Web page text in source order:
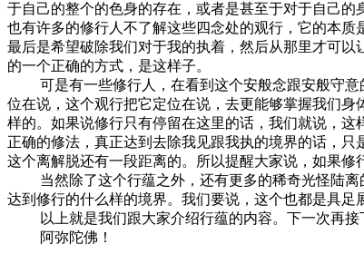
于自己的整个的色身的存在，或者是甚至于对于自己
也有许多的修行人不了解这些四念处的观行，它的本
最后是希望破除我们对于我的执着，然后从那里才可
的一个正确的方式，是这样子。
可是有一些修行人，在看到这个安般念跟安般守意
位在说，这个观行把它定位在说，去更能够掌握我们
样的。如果说修行只有停留在这里的话，我们就说，
正确的修法，真正达到去除我见跟我执的境界的话，
这个离解脱还有一段距离的。所以提醒大家说，如果修
当然除了这个行蕴之外，还有更多的稀奇光怪陆离
达到修行的什么样的境界。我们要说，这个也都是具
以上就是我们跟大家介绍行蕴的内容。下一次再接
阿弥陀佛！